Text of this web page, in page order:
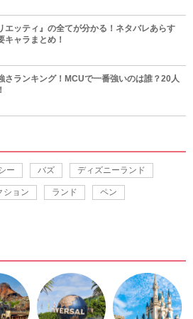
エッティ』の全てが分かる！ネタバレあらす
キャラまとめ！
さランキング！MCUで一番強いのは誰？20人
ー バズ ディズニーランド
ション ランド ペン